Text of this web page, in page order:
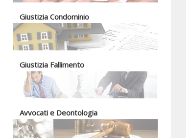
Giustizia Condominio
Giustizia Fallimento
Avvocati e Deontologia